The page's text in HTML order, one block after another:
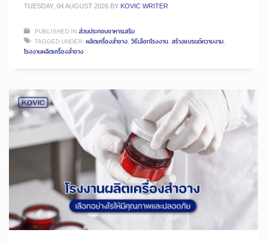
TUESDAY, 04 AUGUST 2026 BY KOVIC WRITER
PUBLISHED INส่วนประกอบอาหารเสริม
TAGGED UNDER: ผลิตเครื่องสำอาง, วิธีเลือกโรงงาน, สร้างแบรนด์ความงาม,
โรงงานผลิตเครื่องสำอาง